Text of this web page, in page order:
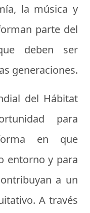
la música y
parte del
deben ser
generaciones.
del Hábitat
para
en que
entorno y para
a un
A través